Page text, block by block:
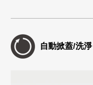
自動掀蓋/洗淨